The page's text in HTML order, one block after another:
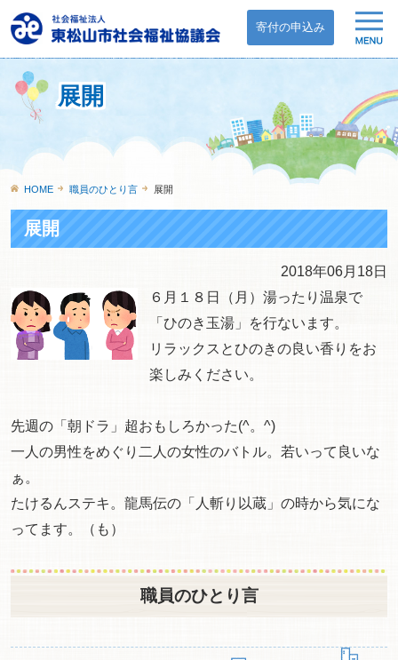
寄付の申込み
展開
HOME 職員のひとり言 展開
展開
2018年06月18日
６月１８日（月）湯ったり温泉で
「ひのき玉湯」を行ないます。
リラックスとひのきの良い香りをお
楽しみください。
先週の「朝ドラ」超おもしろかった(^。^)
一人の男性をめぐり二人の女性のバトル。若いって良いな
ぁ。
たけるんステキ。龍馬伝の「人斬り以蔵」の時から気にな
ってます。（も）
職員のひとり言